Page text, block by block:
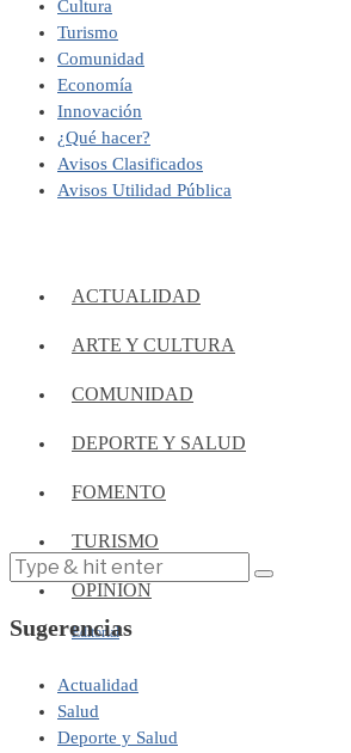
Cultura
Turismo
Comunidad
Economía
Innovación
¿Qué hacer?
Avisos Clasificados
Avisos Utilidad Pública
ACTUALIDAD
ARTE Y CULTURA
COMUNIDAD
DEPORTE Y SALUD
FOMENTO
TURISMO
OPINIÓN
Editorial
Sugerencias
Actualidad
Salud
Deporte y Salud